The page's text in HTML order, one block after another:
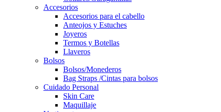
Accesorios
Accesorios para el cabello
Anteojos y Estuches
Joyeros
Termos y Botellas
Llaveros
Bolsos
Bolsos/Monederos
Bag Straps /Cintas para bolsos
Cuidado Personal
Skin Care
Maquillaje